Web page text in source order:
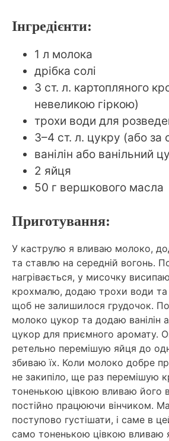
Інгредієнти:
1 л молока
дрібка солі
3 ст. л. картопляного
невеликою гіркою)
трохи води для
3–4 ст. л. цукру (або за
ванілін або ванільний
2 яйця
50 г вершкового масла
Приготування:
У каструлю я вливаю молоко,
та ставлю на середній вогонь.
нагрівається, у мисочку
крохмалю, додаю трохи води
щоб не залишилося грудочок.
молоко цукор та додаю ванілін
цукор для приємного аромату.
ретельно перемішую яйця до
збиваю їх. Коли молоко добре
не закипіло, ще раз перемішую
тоненькою цівкою вливаю його
постійно працюючи вінчиком.
поступово густішати, і саме в
само тоненькою цівкою вливаю